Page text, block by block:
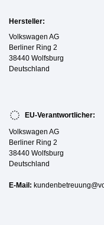
Hersteller:
Volkswagen AG
Berliner Ring 2
38440 Wolfsburg
Deutschland
EU-Verantwortlicher:
Volkswagen AG
Berliner Ring 2
38440 Wolfsburg
Deutschland
E-Mail: